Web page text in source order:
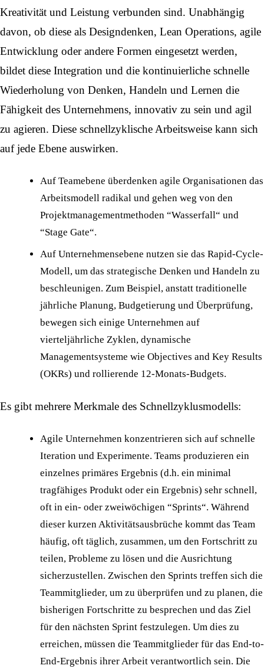
Kreativität und Leistung verbunden sind. Unabhängig
davon, ob diese als Designdenken, Lean Operations, agile
Entwicklung oder andere Formen eingesetzt werden,
bildet diese Integration und die kontinuierliche schnelle
Wiederholung von Denken, Handeln und Lernen die
Fähigkeit des Unternehmens, innovativ zu sein und agil
zu agieren. Diese schnellzyklische Arbeitsweise kann sich
auf jede Ebene auswirken.
Auf Teamebene überdenken agile Organisationen das
Arbeitsmodell radikal und gehen weg von den
Projektmanagementmethoden “Wasserfall“ und
“Stage Gate“.
Auf Unternehmensebene nutzen sie das Rapid-Cycle-
Modell, um das strategische Denken und Handeln zu
beschleunigen. Zum Beispiel, anstatt traditionelle
jährliche Planung, Budgetierung und Überprüfung,
bewegen sich einige Unternehmen auf
vierteljährliche Zyklen, dynamische
Managementsysteme wie Objectives and Key Results
(OKRs) und rollierende 12-Monats-Budgets.
Es gibt mehrere Merkmale des Schnellzyklusmodells:
Agile Unternehmen konzentrieren sich auf schnelle
Iteration und Experimente. Teams produzieren ein
einzelnes primäres Ergebnis (d.h. ein minimal
tragfähiges Produkt oder ein Ergebnis) sehr schnell,
oft in ein- oder zweiwöchigen “Sprints“. Während
dieser kurzen Aktivitätsausbrüche kommt das Team
häufig, oft täglich, zusammen, um den Fortschritt zu
teilen, Probleme zu lösen und die Ausrichtung
sicherzustellen. Zwischen den Sprints treffen sich die
Teammitglieder, um zu überprüfen und zu planen, die
bisherigen Fortschritte zu besprechen und das Ziel
für den nächsten Sprint festzulegen. Um dies zu
erreichen, müssen die Teammitglieder für das End-to-
End-Ergebnis ihrer Arbeit verantwortlich sein. Die